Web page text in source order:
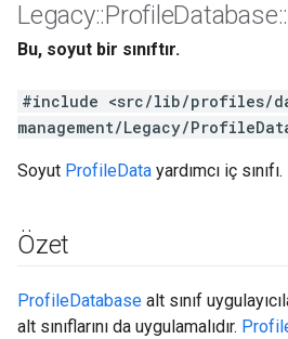
Legacy::ProfileDatabase::
Bu, soyut bir sınıftır.
#include <src/lib/profiles/
management/Legacy/
Soyut ProfileData yardımcı iç sınıfı.
Özet
ProfileDatabase alt sınıf
alt sınıflarını da uygulamalıdır.